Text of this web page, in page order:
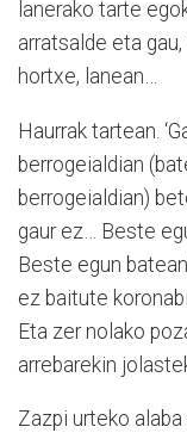
lanerako tarte
arratsalde eta
hortxe, lanean…
Haurrak tartean.
berrogeialdian
berrogeialdian)
gaur ez… Beste
Beste egun
ez baitute
Eta zer nolako
arrebarekin
Zazpi urteko